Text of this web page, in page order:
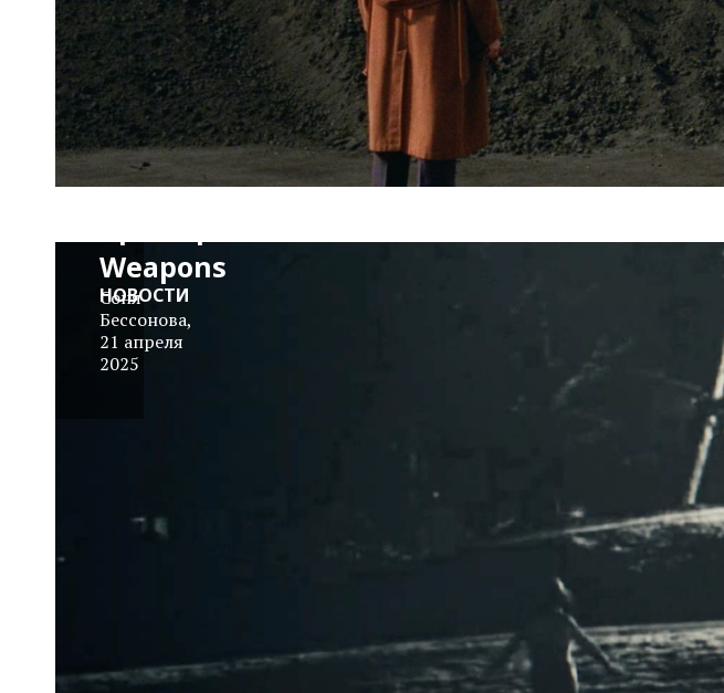
порядке:
вышел
тизер
хоррора
Зака
Weapons
Соня
Бессонова,
21 апреля
2025
НОВОСТИ